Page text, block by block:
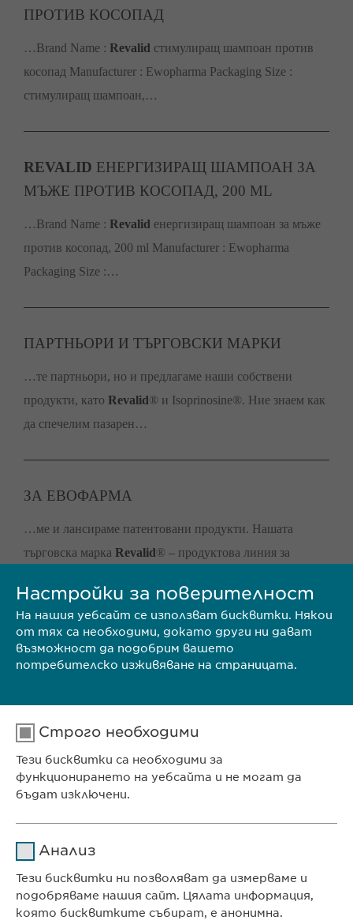
ПРОТИВ КОСОПАД
…Brand Name : Revalid стимулиращ шампоан против
косопад Manufacturer : Ewopharma Packaging Size :
стимулиращ шампоан,…
REVALID ЕНЕРГИЗИРАЩ ШАМПОАН ЗА
МЪЖЕ ПРОТИВ КОСОПАД, 200 ML
…Brand Name : Revalid енергизиращ шампоан за мъже
против косопад, 200 ml Manufacturer : Ewopharma
Packaging Size :…
ПАРТНЬОРИ И ТЪРГОВСКИ МАРКИ
…те партньори, но и предлагаме наши собствени
продукти, като Revalid® и Isoprinosine®. Ние знаем как
да спечелим пазарен…
ЗА ЕВОФАРМА
…ме и лансираме патентовани продукти. Нашата
търговска марка Revalid® – продуктова линия за
НАШАТА СТРАТЕГИЯ
като напр.Revalid® в областтта на косопада и грижата
за…
Search results 11 until 16 of 16
Ewopharma Ltd
ул. „8-ми декември“ № 13
Настройки за поверителност
На нашия уебсайт се използват бисквитки. Някои
от тях са необходими, докато други ни дават
възможност да подобрим вашето
потребителско изживяване на страницата.
Строго необходими
Тези бисквитки са необходими за
функционирането на уебсайта и не могат да
бъдат изключени.
Продължителност 1 година
Анализ
Тези бисквитки ни позволяват да измерваме и
подобряваме нашия сайт. Цялата информация,
която бисквитките събират, е анонимна.